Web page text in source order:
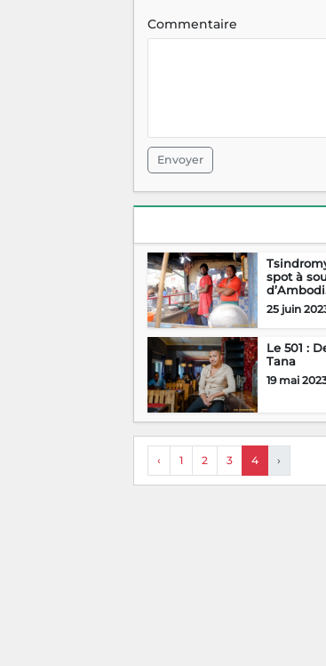
Commentaire
Envoyer
spot à
25 juin
Le 501 :
Tana
19 mai
‹ 1 2 3 4 ›